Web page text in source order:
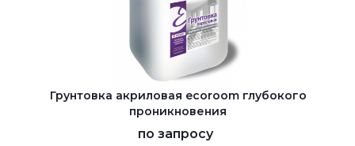
Грунтовка акриловая ecoroom глубокого
проникновения
по запросу